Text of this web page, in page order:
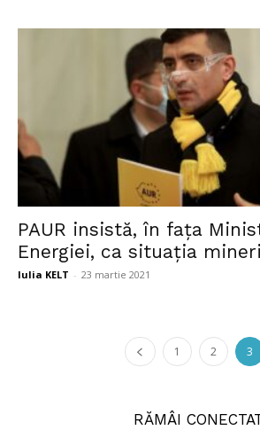
PAUR insistă, în fața
Energiei, ca situația
Iulia KELT - 23 martie 2021
1 2 3
RĂMÂI